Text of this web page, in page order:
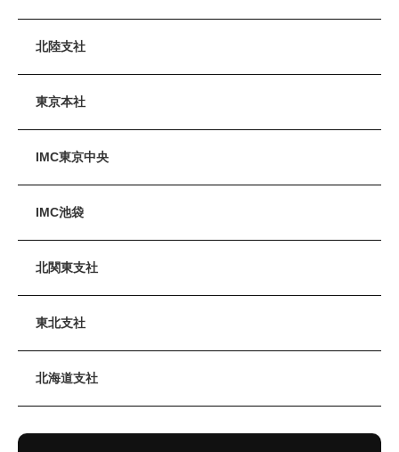
北陸支社
東京本社
IMC東京中央
IMC池袋
北関東支社
東北支社
北海道支社